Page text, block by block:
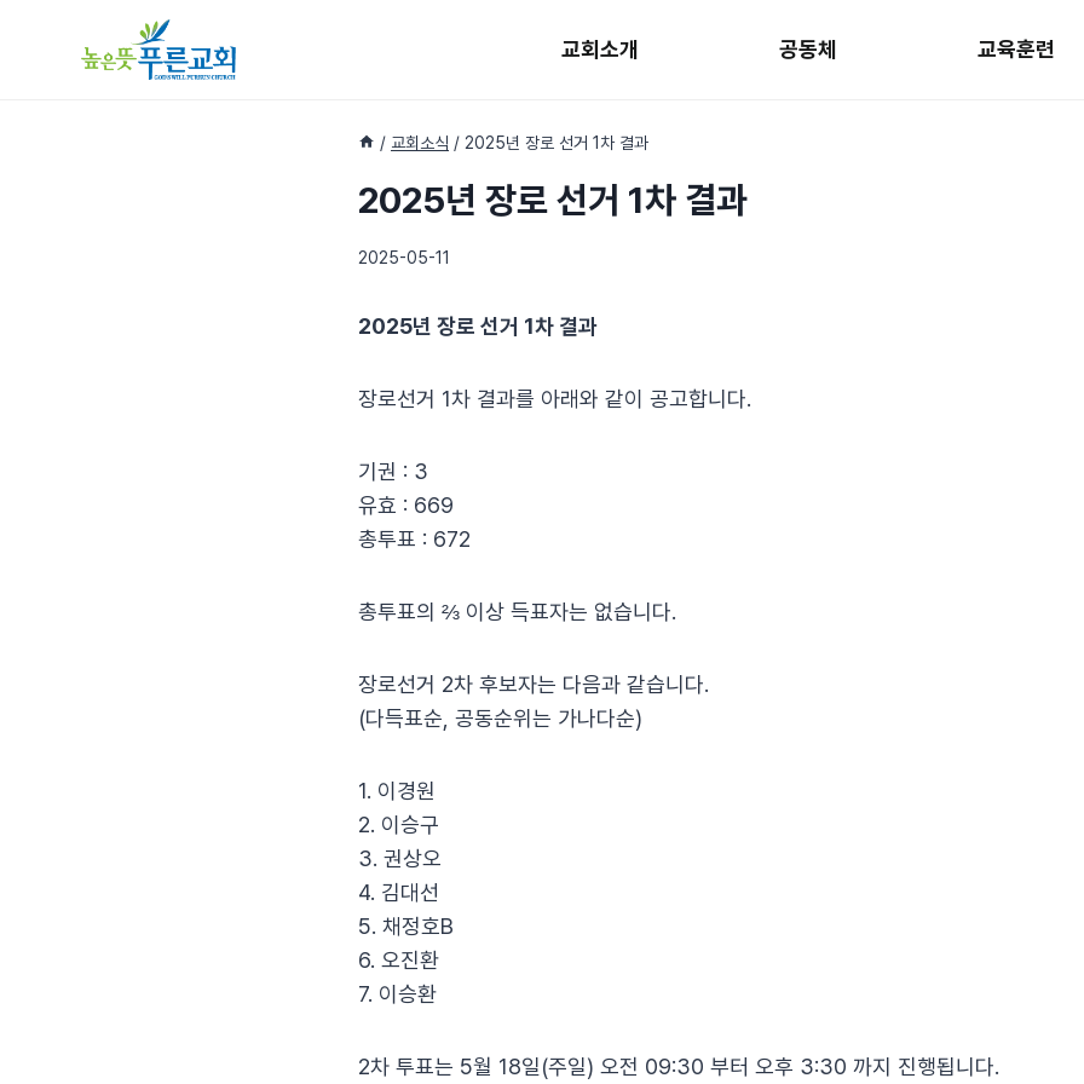
교회소개 공동체 교육훈련
/ 교회소식 / 2025년 장로 선거 1차 결과
2025년 장로 선거 1차 결과
2025-05-11
2025년 장로 선거 1차 결과
장로선거 1차 결과를 아래와 같이 공고합니다.
기권 : 3
유효 : 669
총투표 : 672
총투표의 ⅔ 이상 득표자는 없습니다.
장로선거 2차 후보자는 다음과 같습니다.
(다득표순, 공동순위는 가나다순)
1. 이경원
2. 이승구
3. 권상오
4. 김대선
5. 채정호B
6. 오진환
7. 이승환
2차 투표는 5월 18일(주일) 오전 09:30 부터 오후 3:30 까지 진행됩니다.